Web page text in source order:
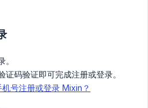
码验证即可完成注册或登录。
号注册或登录 Mixin？